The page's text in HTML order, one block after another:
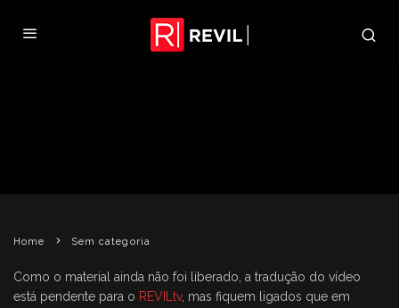
Home
Sem categoria
Como o material ainda não foi liberado, a tradução do vídeo
está pendente para o REVILtv, mas fiquem ligados que em